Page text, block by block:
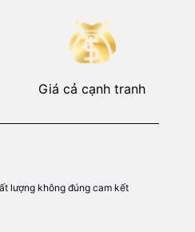
Giá cả cạnh tranh
lượng không đúng cam kết